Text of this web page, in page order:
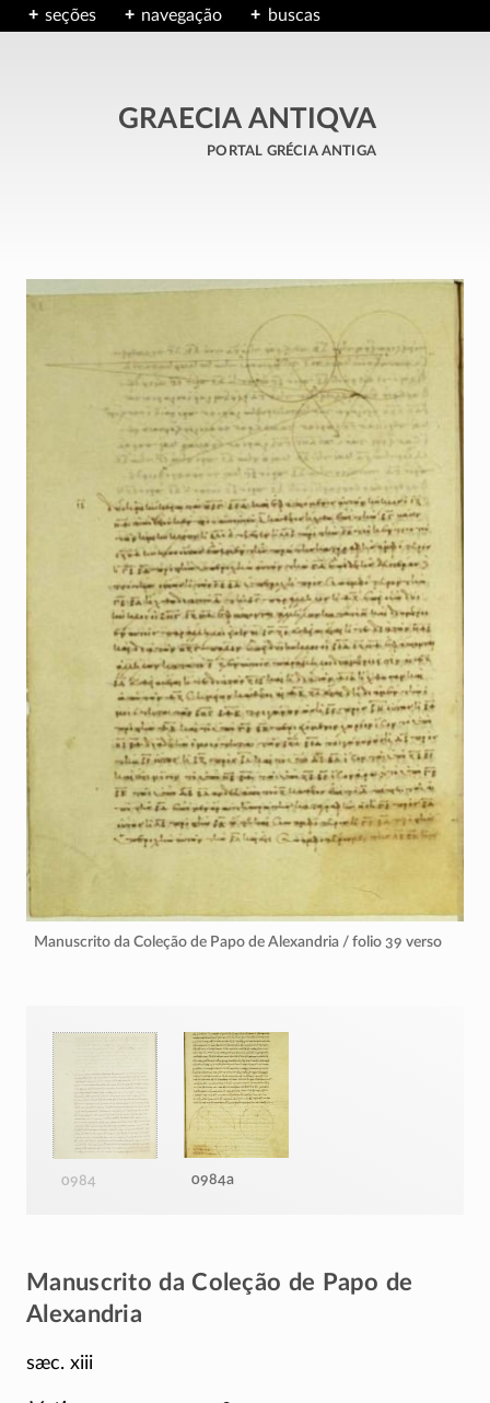
seções navegação buscas
GRAECIA ANTIQVA
portal grécia antiga
Manuscrito da Coleção de Papo de Alexandria / folio 39 verso
0984 0984a
Manuscrito da Coleção de Papo de
Alexandria
sæc. xiii